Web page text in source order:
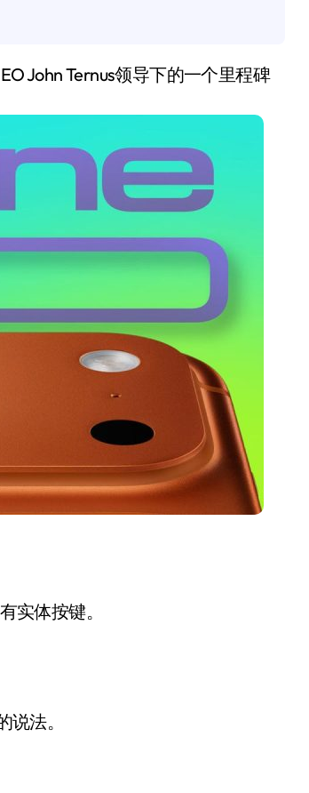
告屏！
？
语权
线一边光伏发电
棋
满
？
实体按键。
法。